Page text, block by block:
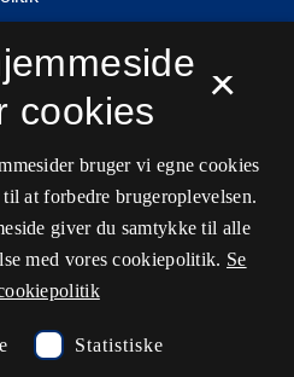
×
cookies
bruger vi egne cookies
at forbedre brugeroplevelsen.
giver du samtykke til alle
med vores cookiepolitik. Se
Statistiske